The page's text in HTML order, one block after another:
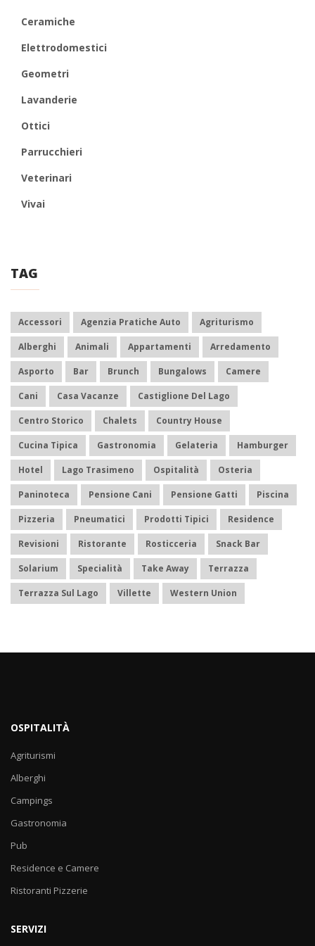
Ceramiche
Elettrodomestici
Geometri
Lavanderie
Ottici
Parrucchieri
Veterinari
Vivai
TAG
Accessori Agenzia Pratiche Auto Agriturismo
Alberghi Animali Appartamenti Arredamento
Asporto Bar Brunch Bungalows Camere
Cani Casa Vacanze Castiglione Del Lago
Centro Storico Chalets Country House
Cucina Tipica Gastronomia Gelateria Hamburger
Hotel Lago Trasimeno Ospitalità Osteria
Paninoteca Pensione Cani Pensione Gatti Piscina
Pizzeria Pneumatici Prodotti Tipici Residence
Revisioni Ristorante Rosticceria Snack Bar
Solarium Specialità Take Away Terrazza
Terrazza Sul Lago Villette Western Union
OSPITALITÀ
Agriturismi
Alberghi
Campings
Gastronomia
Pub
Residence e Camere
Ristoranti Pizzerie
SERVIZI